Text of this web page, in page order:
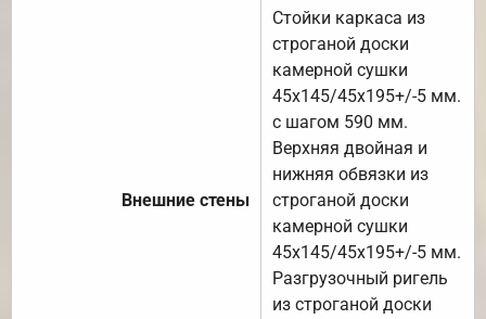
Внешние стены
Стойки каркаса из
строганой доски
камерной сушки
45х145/45х195+/-5 мм.
с шагом 590 мм.
Верхняя двойная и
нижняя обвязки из
строганой доски
камерной сушки
45х145/45х195+/-5 мм.
Разгрузочный ригель
из строганой доски